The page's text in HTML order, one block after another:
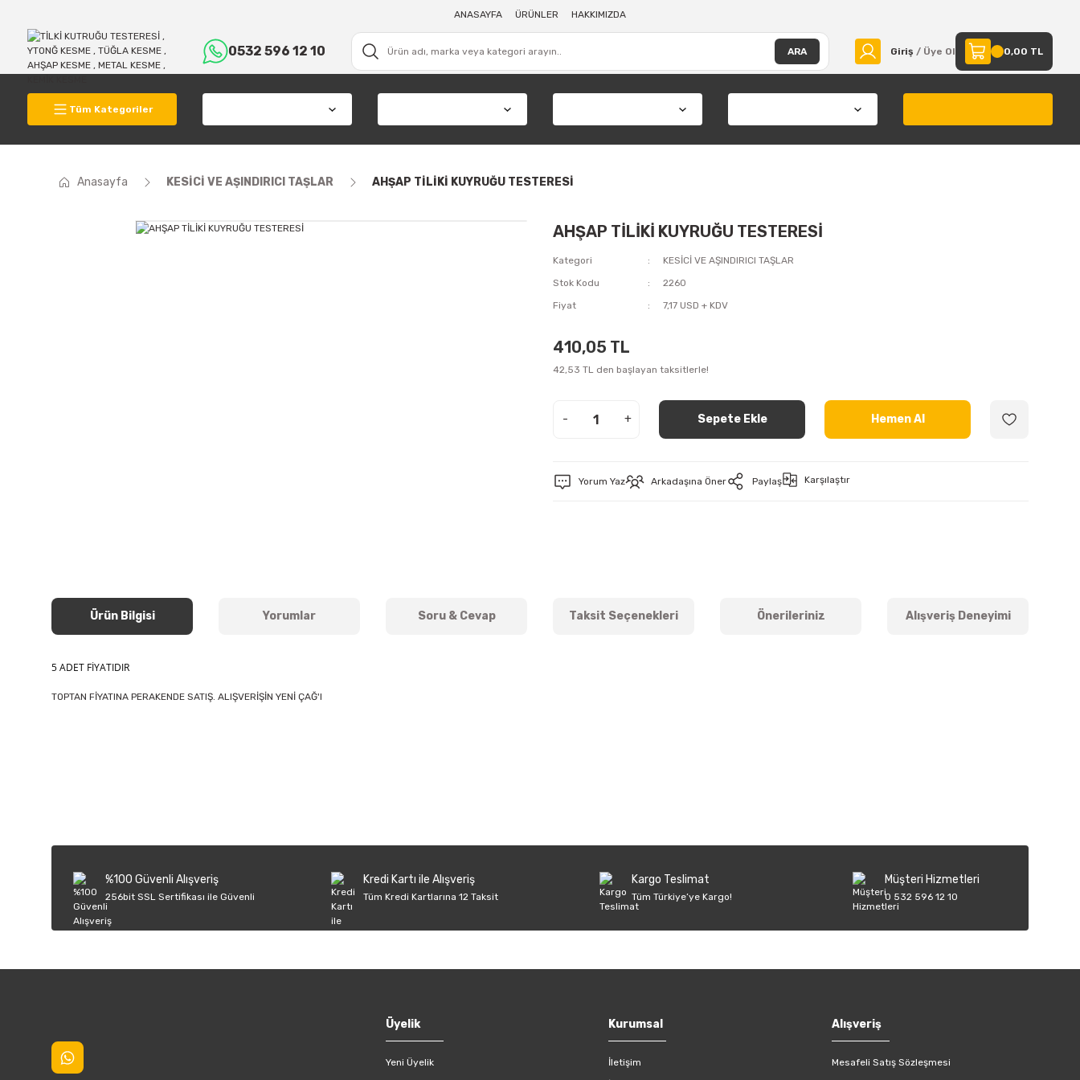
ANASAYFA ÜRÜNLER HAKKIMIZDA
0532 596 12 10 ARA Giriş / Üye Ol 0,00 TL
Tüm Kategoriler
Anasayfa KESİCİ VE AŞINDIRICI TAŞLAR AHŞAP TİLİKİ KUYRUĞU TESTERESİ
AHŞAP TİLİKİ KUYRUĞU TESTERESİ
Kategori
KESİCİ VE AŞINDIRICI TAŞLAR
Stok Kodu
2260
Fiyat
7,17 USD + KDV
410,05 TL
42,53 TL den başlayan taksitlerle!
- + Sepete Ekle Hemen Al
Yorum Yaz Arkadaşına Öner Paylaş Karşılaştır
Ürün Bilgisi Yorumlar Soru & Cevap Taksit Seçenekleri Önerileriniz Alışveriş Deneyimi
5 ADET FİYATIDIR
TOPTAN FİYATINA PERAKENDE SATIŞ. ALIŞVERİŞİN YENİ ÇAĞ'I
Ürün fiyatı diğer sitelerden daha pahalı.
Bu ürüne benzer farklı alternatifler olmalı.
%100 Güvenli Alışveriş
256bit SSL Sertifikası ile Güvenli
Kredi Kartı ile Alışveriş
Tüm Kredi Kartlarına 12 Taksit
Kargo Teslimat
Tüm Türkiye’ye Kargo!
Müşteri Hizmetleri
0 532 596 12 10
Üyelik
Yeni Üyelik
Kurumsal
İletişim
Alışveriş
Mesafeli Satış Sözleşmesi